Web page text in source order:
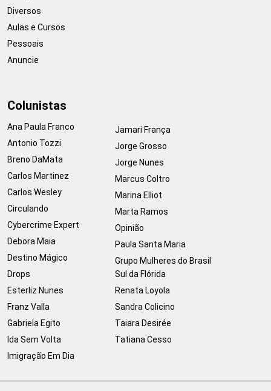
Diversos
Aulas e Cursos
Pessoais
Anuncie
Colunistas
Ana Paula Franco
Antonio Tozzi
Breno DaMata
Carlos Martinez
Carlos Wesley
Circulando
Cybercrime Expert
Debora Maia
Destino Mágico
Drops
Esterliz Nunes
Franz Valla
Gabriela Egito
Ida Sem Volta
Imigração Em Dia
Jamari França
Jorge Grosso
Jorge Nunes
Marcus Coltro
Marina Elliot
Marta Ramos
Opinião
Paula Santa Maria
Grupo Mulheres do Brasil
Sul da Flórida
Renata Loyola
Sandra Colicino
Taiara Desirée
Tatiana Cesso